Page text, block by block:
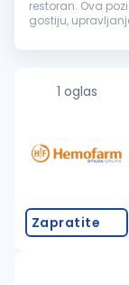
restoran. Ova
gostiju,
profesionalno
1 oglas
Zapratite